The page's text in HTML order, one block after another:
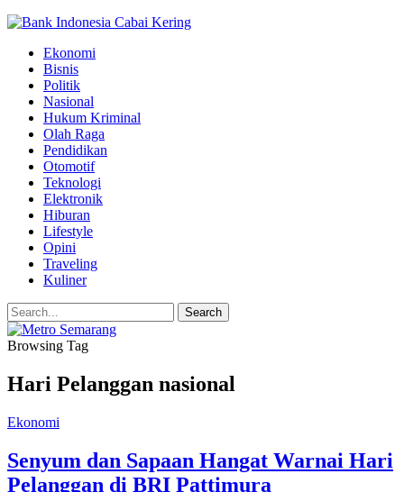
Ekonomi
Bisnis
Politik
Nasional
Hukum Kriminal
Olah Raga
Pendidikan
Otomotif
Teknologi
Elektronik
Hiburan
Lifestyle
Opini
Traveling
Kuliner
Browsing Tag
Hari Pelanggan nasional
Ekonomi
Senyum dan Sapaan Hangat Warnai Hari
Pelanggan di BRI Pattimura